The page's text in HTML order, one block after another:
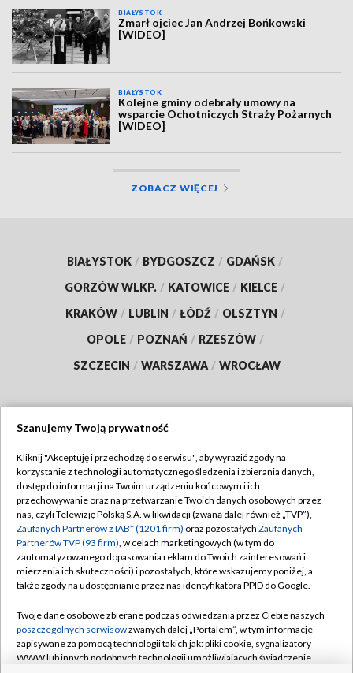
BIAŁYSTOK
Zmarł ojciec Jan Andrzej Bońkowski
[WIDEO]
BIAŁYSTOK
Kolejne gminy odebrały umowy na
wsparcie Ochotniczych Straży Pożarnych
[WIDEO]
ZOBACZ WIĘCEJ
BIAŁYSTOK / BYDGOSZCZ / GDAŃSK /
GORZÓW WLKP. / KATOWICE / KIELCE /
KRAKÓW / LUBLIN / ŁÓDŹ / OLSZTYN /
OPOLE / POZNAŃ / RZESZÓW /
SZCZECIN / WARSZAWA / WROCŁAW
TVP
Abonament TVP
Emisja w TVP
Centrum informacji TVP
Naziemna Telewizja Cyfrowa
Rada Programowa
System NOS
Regulamin TVP
Polityka prywatności
Moje zgody
Pomoc
Kontakt
Szanujemy Twoją prywatność
Kliknij "Akceptuję i przechodzę do serwisu", aby wyrazić zgody na
korzystanie z technologii automatycznego śledzenia i zbierania danych,
dostęp do informacji na Twoim urządzeniu końcowym i ich
przechowywanie oraz na przetwarzanie Twoich danych osobowych przez
nas, czyli Telewizję Polską S.A. w likwidacji (zwaną dalej również „TVP”),
Zaufanych Partnerów z IAB* (1201 firm) oraz pozostałych Zaufanych
Partnerów TVP (93 firm), w celach marketingowych (w tym do
zautomatyzowanego dopasowania reklam do Twoich zainteresowań i
mierzenia ich skuteczności) i pozostałych, które wskazujemy poniżej, a
także zgody na udostępnianie przez nas identyfikatora PPID do Google.
Twoje dane osobowe zbierane podczas odwiedzania przez Ciebie naszych
poszczególnych serwisówzwanych dalej „Portalem”, w tym informacje
zapisywane za pomocą technologii takich jak: pliki cookie, sygnalizatory
WWW lub innych podobnych technologii umożliwiających świadczenie